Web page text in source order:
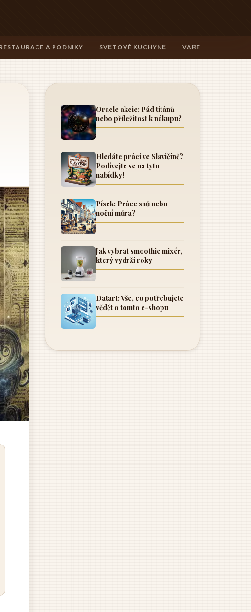
RESTAURACE A PODNIKY SVĚTOVÉ KUCHYNĚ VAŘENÍ A
Oracle akcie: Pád titánů
nebo příležitost k nákupu?
Hledáte práci ve Slavičíně?
Podívejte se na tyto
nabídky!
Písek: Práce snů nebo
noční můra?
Jak vybrat smoothie mixér,
který vydrží roky
Datart: Vše, co potřebujete
vědět o tomto e-shopu